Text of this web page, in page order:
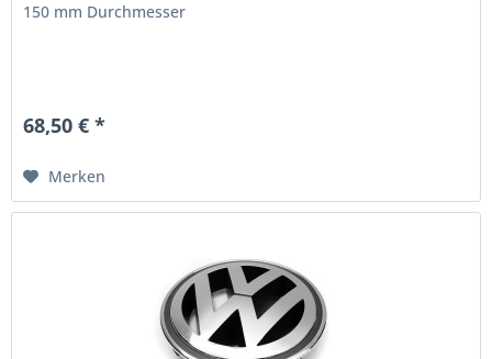
150 mm Durchmesser
68,50 € *
Merken